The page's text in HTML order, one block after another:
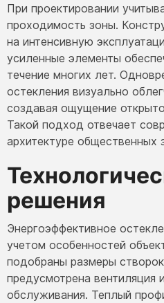
При проектировании
проходимость зоны.
на интенсивную
усиленные элементы
течение многих лет.
остекления визуально
создавая ощущение
Такой подход отвечает
архитектуре общественных
решения
Энергоэффективное
учетом особенностей
подобраны размеры
предусмотрена вентиляция
обслуживания. Теплый